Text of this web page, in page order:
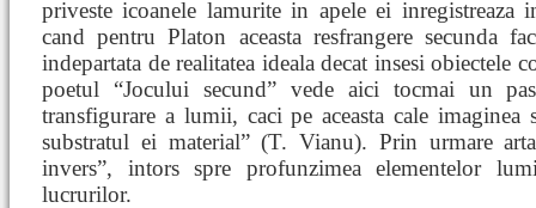
priveste icoanele lamurite in apele ei
cand pentru Platon aceasta resfrangere secunda
indepartata de realitatea ideala decat insesi obiectele
poetul “Jocului secund” vede aici tocmai un
transfigurare a lumii, caci pe aceasta cale imaginea
substratul ei material” (T. Vianu). Prin urmare
invers”, intors spre profunzimea elementelor
lucrurilor.